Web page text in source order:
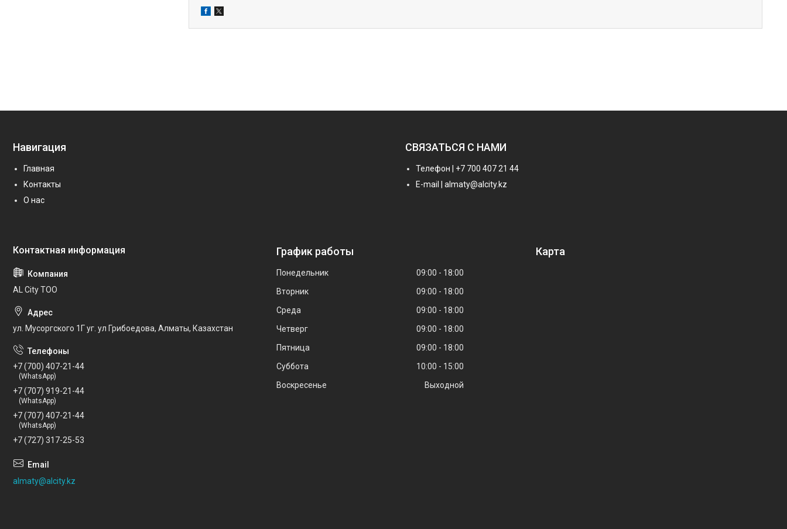
Навигация
Главная
Контакты
О нас
СВЯЗАТЬСЯ С НАМИ
Телефон | +7 700 407 21 44
E-mail | almaty@alcity.kz
AL City ТОО
ул. Мусоргского 1Г уг. ул Грибоедова, Алматы, Казахстан
+7 (700) 407-21-44
(WhatsApp)
+7 (707) 919-21-44
(WhatsApp)
+7 (707) 407-21-44
(WhatsApp)
+7 (727) 317-25-53
almaty@alcity.kz
График работы
Понедельник 09:00
18:00
Вторник
09:00
18:00
Среда
09:00
18:00
Четверг
09:00
18:00
Пятница
09:00
18:00
Суббота
10:00
15:00
Воскресенье
Выходной
Карта